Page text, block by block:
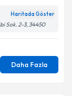
Haritada Göster
Sok. 2-3, 34450
Daha Fazla